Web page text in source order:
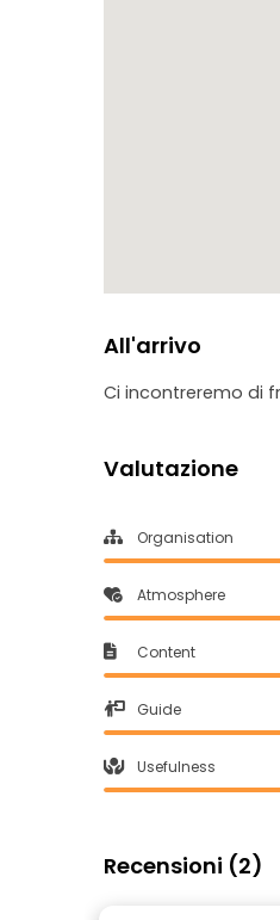
All'arrivo
Ci incontreremo di
Valutazione
Organisation
Atmosphere
Content
Guide
Usefulness
Recensioni (2)